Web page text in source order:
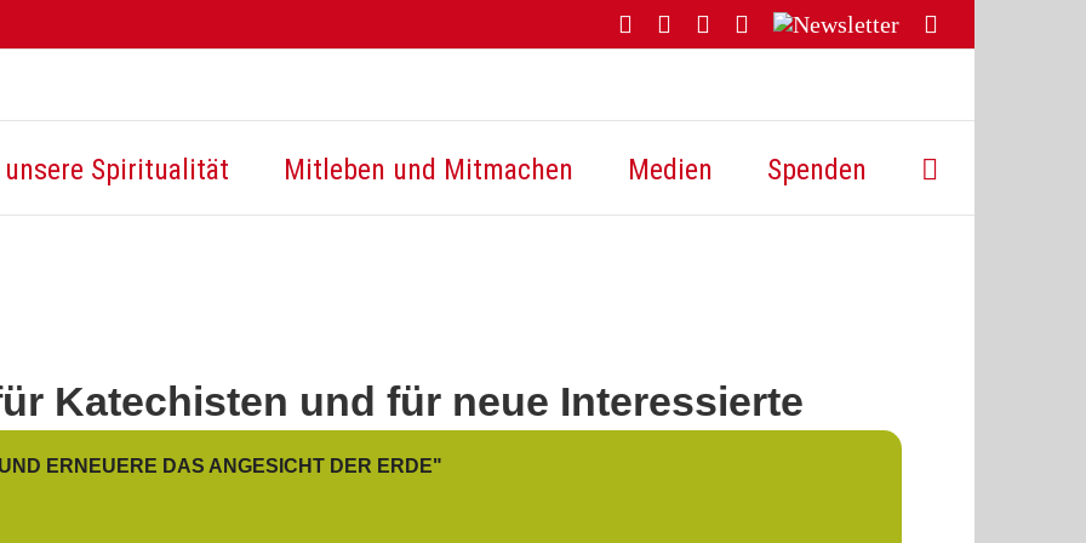
FacebookYouTubeInstagram
Threads
Newsletter
Mail
Spiritualität Mitleben und Mitmachen Medien Spenden
Katechisten und für neue Interessierte
ERNEUERE DAS ANGESICHT DER ERDE"